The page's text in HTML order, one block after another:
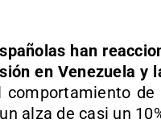
han
en Venezuela y
comportamiento
alza de casi un